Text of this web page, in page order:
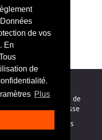
de vos
En
de
Plus
2
légales|Politique de
|Espace presse
de Tous Bénévoles